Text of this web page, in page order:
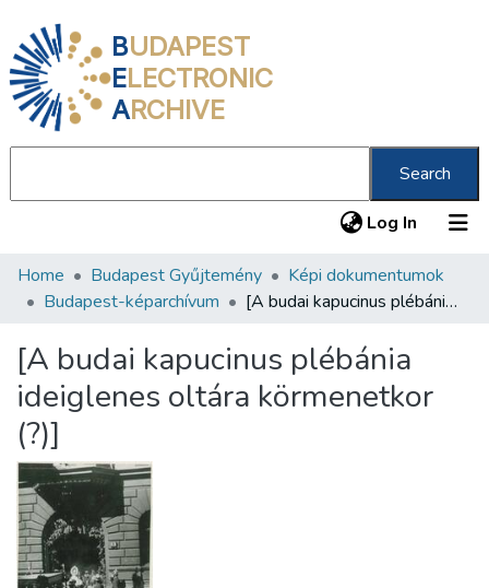
BUDAPEST
ELECTRONIC
ARCHIVE
Search
Log In (current)
Communities & Collections
Statistics
About us
Home Budapest Gyűjtemény
Képi dokumentumok
Budapest-képarchívum
[A budai kapucinus plébánia ideiglenes oltára körmenetkor (?)]
[A budai kapucinus plébánia
ideiglenes oltára körmenetkor
(?)]